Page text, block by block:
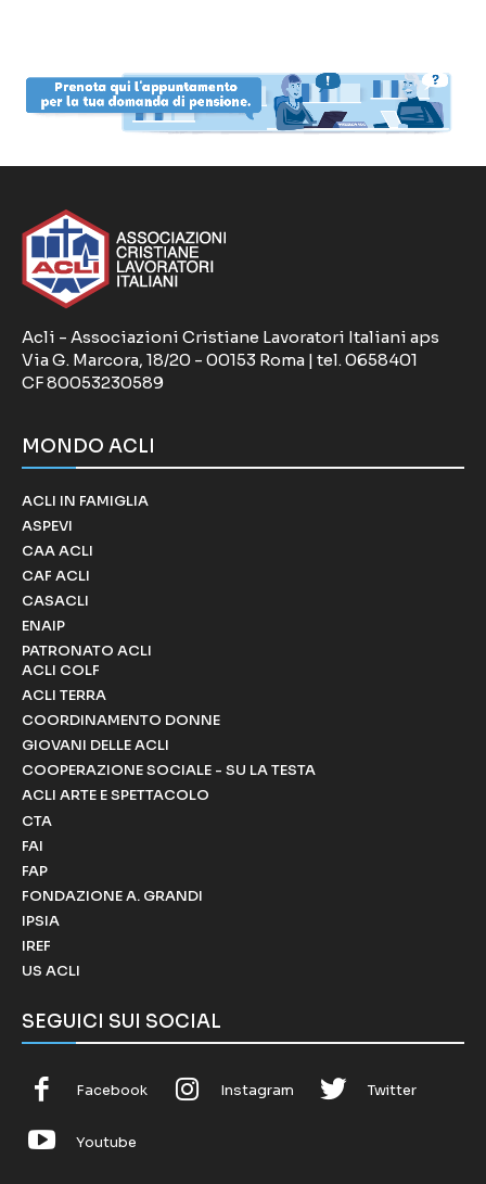
Acli - Associazioni Cristiane Lavoratori Italiani aps
Via G. Marcora, 18/20 - 00153 Roma | tel. 0658401
CF 80053230589
MONDO ACLI
ACLI IN FAMIGLIA
ASPEVI
CAA ACLI
CAF ACLI
CASACLI
ENAIP
PATRONATO ACLI
ACLI COLF
ACLI TERRA
COORDINAMENTO DONNE
GIOVANI DELLE ACLI
COOPERAZIONE SOCIALE - SU LA TESTA
ACLI ARTE E SPETTACOLO
CTA
FAI
FAP
FONDAZIONE A. GRANDI
IPSIA
IREF
US ACLI
SEGUICI SUI SOCIAL
Facebook Instagram Twitter
Youtube